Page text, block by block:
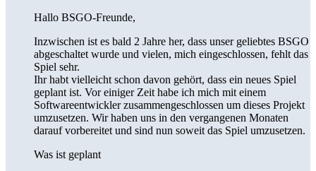
Hallo BSGO-Freunde,
Inzwischen ist es bald 2 Jahre her, dass unser geliebtes BSGO
abgeschaltet wurde und vielen, mich eingeschlossen, fehlt das
Spiel sehr.
Ihr habt vielleicht schon davon gehört, dass ein neues Spiel
geplant ist. Vor einiger Zeit habe ich mich mit einem
Softwareentwickler zusammengeschlossen um dieses Projekt
umzusetzen. Wir haben uns in den vergangenen Monaten
darauf vorbereitet und sind nun soweit das Spiel umzusetzen.
Was ist geplant